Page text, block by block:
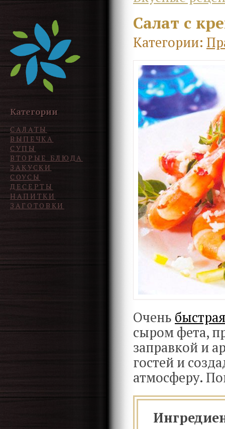
Категории
САЛАТЫ
ВЫПЕЧКА
СУПЫ
ВТОРЫЕ БЛЮДА
ЗАКУСКИ
СОУСЫ
ДЕСЕРТЫ
НАПИТКИ
ЗАГОТОВКИ
Салат с
Категории:
Очень
сыром фета,
заправкой и
гостей и
атмосферу.